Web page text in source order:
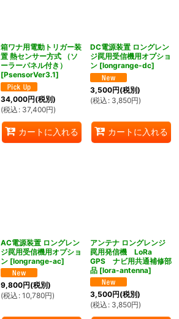
箱ワナ用電動トリガー装
置 熱センサー方式 （ソ
ーラーパネル付き）
[PsensorVer3.1]
34,000円(税別)
(税込 : 37,400円)
カートに入れる
DC電源装置 ロングレン
ジ罠用受信機用オプショ
ン [longrange-dc]
3,500円(税別)
(税込 : 3,850円)
カートに入れる
AC電源装置 ロングレン
ジ罠用受信機用オプショ
ン [longrange-ac]
9,800円(税別)
(税込 : 10,780円)
アンテナ ロングレンジ
罠用発信機 LoRa
GPS ナビ用共通補修部
品 [lora-antenna]
3,500円(税別)
(税込 : 3,850円)